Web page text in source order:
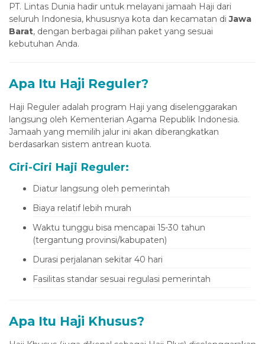
PT. Lintas Dunia hadir untuk melayani jamaah Haji dari
seluruh Indonesia, khususnya kota dan kecamatan diJawa
Barat, dengan berbagai pilihan paket yang sesuai
kebutuhan Anda.
Apa Itu Haji Reguler?
Haji Reguler adalah program Haji yang diselenggarakan
langsung oleh Kementerian Agama Republik Indonesia.
Jamaah yang memilih jalur ini akan diberangkatkan
berdasarkan sistem antrean kuota.
Ciri-Ciri Haji Reguler:
Diatur langsung oleh pemerintah
Biaya relatif lebih murah
Waktu tunggu bisa mencapai 15-30 tahun
(tergantung provinsi/kabupaten)
Durasi perjalanan sekitar 40 hari
Fasilitas standar sesuai regulasi pemerintah
Apa Itu Haji Khusus?